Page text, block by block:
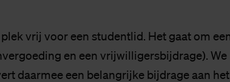
vrij voor een studentlid. Het gaat om
en een vrijwilligersbijdrage). We
daarmee een belangrijke bijdrage aan het